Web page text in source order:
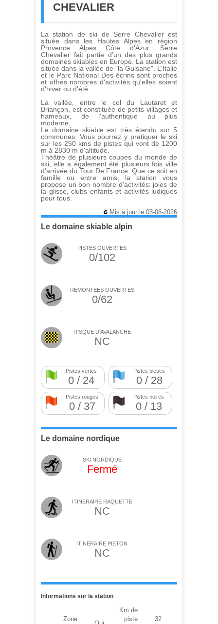
CHEVALIER
La station de ski de Serre Chevalier est
située dans les Hautes Alpes en région
Provence Alpes Côte d’Azur. Serre
Chevalier fait partie d’un des plus grands
domaines skiables en Europe. La station est
située dans la vallée de "la Guisane". L'Italie
et le Parc National Des écrins sont proches
et offres nombres d'activités qu'elles soient
d'hiver ou d'été.
La vallée, entre le col du Lautaret et
Briançon, est constituée de petits villages et
hameaux, de l'authentique au plus
moderne.
Le domaine skiable est très étendu sur 5
communes. Vous pourrez y pratiquer le ski
sur les 250 kms de pistes qui vont de 1200
m à 2830 m d'altitude.
Théâtre de plusieurs coupes du monde de
ski, elle a également été plusieurs fois ville
d'arrivée du Tour De France. Que ce soit en
famille ou entre amis, la station vous
propose un bon nombre d'activités: joies de
la glisse, clubs enfants et activités ludiques
pour tous.
Mis à jour le 03-06-2026
Le domaine skiable alpin
PISTES OUVERTES
0/102
REMONTEES OUVERTES
0/62
RISQUE D'AVALANCHE
NC
Pistes vertes
0 / 24
Pistes bleues
0 / 28
Pistes rouges
0 / 37
Pistes noires
0 / 13
Le domaine nordique
SKI NORDIQUE
Fermé
ITINERAIRE RAQUETTE
NC
ITINERAIRE PIETON
NC
Informations sur la station
Zone
Km de
piste
32